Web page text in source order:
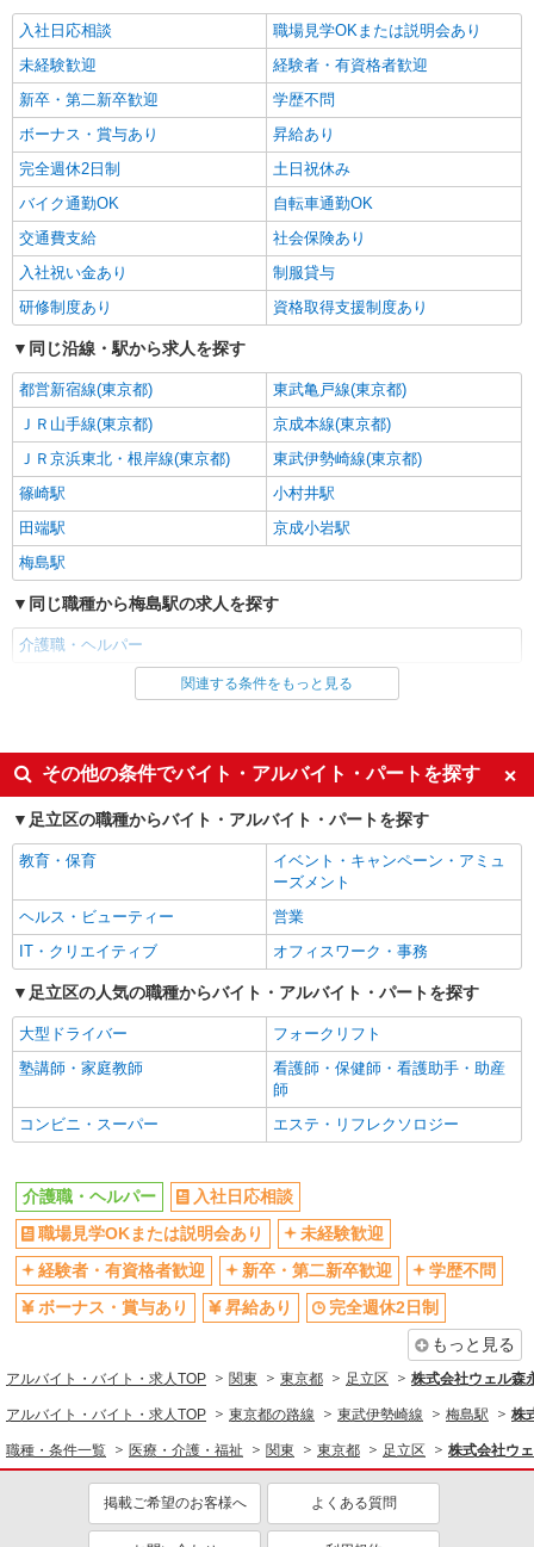
時給：1,270円 ーーーーーーー 【資格取得
ーーーーーーー
東京都足立区千住中居町33-3 大橋ビル4階
キープ 詳細を見る
アルバイト パート
SOMPOケア 足立 夜間訪問介護/3003gb2
介護スタッフ（夜勤専従）
★（東京都）居住支援特別手当対象求人 夜
勤：1勤務15,552円〜（時給制・夜勤手当含む）
時給：1,444円 ◎週20時間以上勤務（社保加入
者）の場合は時給：1,494円 ※居住支援特別手当
は勤続5年目までの方はさらに時給＋50円（再入社
者は除く）
東京都足立区千住中居町33-3 大橋ビル4階
キープ
アルバイト パート
SOMPOケア 梅島 訪問介護/3006cc2
登録ヘルパー
★（東京都）居住支援特別手当対象求人 【介
護福祉士】時給1,800円 ◎週20時間以上勤務（社
保加入者）の場合は時給1,850円 ＊夜間
2,100円〜 【実務者研修・初任者研修（ヘルパー1
級・2級）】時給1,720円 ◎週20時間以上勤務（社
保加入者）の場合は時給1,770円 ＊夜間
ンセル手当：職務時給の60％支給 ※居住支援特別
手当は勤続5年目までの方はさらに時給＋50円（再
東京都足立区足立3丁目33-1 田口会館ビル
キープ
そんぽの家S 扇東/2064ba1
【実務者研修】 月給：255,000円 年収例：350
万円〜 【初任者研修】 月給：245,300円 年収例：
335万円〜 ※職務手当、（東京都）居住支援特別
手当、日祝手当（月平均2回分）、夜勤手当（月平
ます。 ※居住支援特別手当は勤続5年目までの方
はさらに1万円支給（再入社は除く） ◎賞与：基
本給2.08ヶ月分/年支給 ◎残業時は別途時間外手当
支給（超過1分〜）
東京都足立区扇1丁目27-28
詳細を見る
アルバイト パート
そんぽの家S 足立保塚/2067bc3
時給：1,270円 ーーーーーーー 【資格取得
後】 時給1,520円〜 ＊早朝夜間：時給1,900円〜
＊日曜祝日：時給1,620円〜 ーーーーーーー
東京都足立区保塚町4-31
介護スタッフ
【介護福祉士】 月給：277,300円 年収例：371
万円〜 ※職務手当、特別職務手当、（東京都）居
住支援特別手当、働きがい向上手当、日祝手当
（月平均2回分）、在宅手当（月平均10回分）等、
毎月平均的に支払われる手当を含みます。 ■深夜
勤手当別途支給：4,000円/回 ■オンコール手当
（1,000円/日）あり ◎残業時は別途時間外手当支
給（超過1分〜） ◎居住支援特別手当は勤続5年目
賞与 基本給2.08ヶ月分/年支給
東京都足立区千住中居町33-3 大橋ビル4階
詳細を見る
正社員
SOMPOケア 梅島 訪問介護/3006ca1
介護スタッフ
【介護福祉士】 月給：255,800円 年収例：349
万円〜 ※職務手当、特別職務手当、（東京都）居
住支援特別手当、働きがい向上手当、日祝手当
（月平均2回分）等、毎月平均的に支払われる手当
東京都足立区足立3丁目33-1 田口会館ビル
201
入社日応相談
職場見学OKまたは説明会あり
未経験歓迎
経験者・有資格者歓迎
新卒・第二新卒歓迎
学歴不問
ボーナス・賞与あり
昇給あり
完全週休2日制
土日祝休み
バイク通勤OK
自転車通勤OK
交通費支給
社会保険あり
入社祝い金あり
制服貸与
研修制度あり
資格取得支援制度あり
同じ沿線・駅から求人を探す
都営新宿線(東京都)
東武亀戸線(東京都)
ＪＲ山手線(東京都)
京成本線(東京都)
ＪＲ京浜東北・根岸線(東京都)
東武伊勢崎線(東京都)
篠崎駅
小村井駅
田端駅
京成小岩駅
梅島駅
同じ職種から梅島駅の求人を探す
介護職・ヘルパー
同じ雇用形態から梅島駅の求人を探す
同じ特徴から梅島駅の求人を探す
入社日応相談
職場見学OKまたは説明会あり
未経験歓迎
経験者・有資格者歓迎
学歴不問
ボーナス・賞与あり
昇給あり
完全週休2日制
土日祝休み
バイク通勤OK
自転車通勤OK
交通費支給
社会保険あり
入社祝い金あり
制服貸与
資格取得支援制度あり
同じ職種から求人を探す
介護職・ヘルパー
同じ特徴から求人を探す
未経験歓迎
ボーナス・賞与あり
土日祝休み
交通費支給
関連する条件をもっと見る
その他の条件でバイト・アルバイト・パートを探す
足立区の職種からバイト・アルバイト・パートを探す
教育・保育
イベント・キャンペーン・アミュ
ーズメント
ヘルス・ビューティー
営業
IT・クリエイティブ
オフィスワーク・事務
足立区の人気の職種からバイト・アルバイト・パートを探す
大型ドライバー
フォークリフト
塾講師・家庭教師
看護師・保健師・看護助手・助産
師
コンビニ・スーパー
エステ・リフレクソロジー
介護職・ヘルパー
入社日応相談
職場見学OKまたは説明会あり
未経験歓迎
経験者・有資格者歓迎
新卒・第二新卒歓迎
学歴不問
ボーナス・賞与あり
昇給あり
完全週休2日制
もっと見る
アルバイト・バイト・求人TOP 関東 東京都 足立区 株式会社ウェル森
アルバイト・バイト・求人TOP 東京都の路線 東武伊勢崎線 梅島駅 株
職種・条件一覧 医療・介護・福祉 関東 東京都 足立区 株式会社ウ
掲載ご希望のお客様へ よくある質問